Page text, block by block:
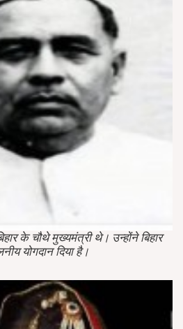
के चौथे मुख्यमंत्री थे। उन्होंने बिहार
योगदान दिया है।